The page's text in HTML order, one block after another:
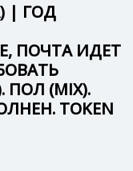
| ГОД
ПОЧТА ИДЕТ
(MIX).
TOKEN